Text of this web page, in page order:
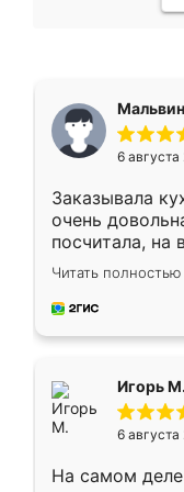
6 августа
Заказывала
очень
посчитала, на
Замерщик
делу со всей
за день,
Читать полностью
Игорь М.
6 августа
На самом